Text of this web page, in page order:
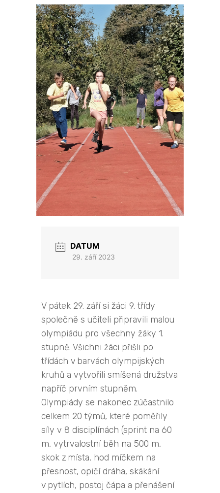
DATUM
29. září 2023
V pátek 29. září si žáci 9. třídy
společně s učiteli připravili malou
olympiádu pro všechny žáky 1.
stupně. Všichni žáci přišli po
třídách v barvách olympijských
kruhů a vytvořili smíšená družstva
napříč prvním stupněm.
Olympiády se nakonec zúčastnilo
celkem 20 týmů, které poměřily
síly v 8 disciplínách (sprint na 60
m, vytrvalostní běh na 500 m,
skok z místa, hod míčkem na
přesnost, opičí dráha, skákání
v pytlích, postoj čápa a přenášení